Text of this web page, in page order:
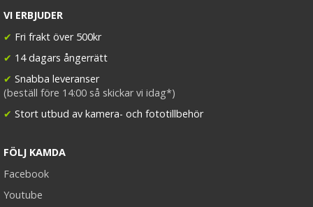
VI ERBJUDER
✔ Fri frakt över 500kr
✔ 14 dagars ångerrätt
✔ Snabba leveranser
(beställ före 14:00 så skickar vi idag*)
✔ Stort utbud av kamera- och fototillbehör
FÖLJ KAMDA
Facebook
Youtube